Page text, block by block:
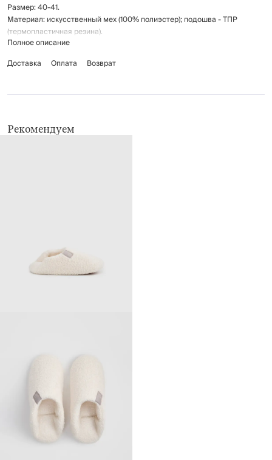
Размер: 40-41.
Материал: искусственный мех (100% полиэстер); подошва - ТПР
(термопластичная резина).
Полное описание
Доставка
Оплата Возврат
Рекомендуем